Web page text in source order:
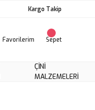
Kargo Takip
Favorilerim Sepet
ÇINI
MALZEMELERI